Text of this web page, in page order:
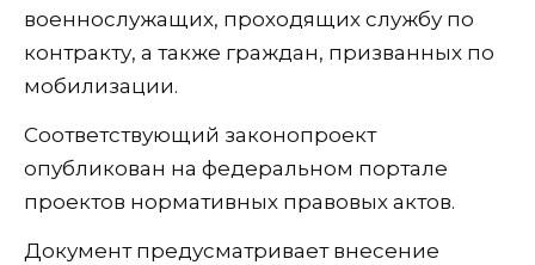
военнослужащих, проходящих службу по
контракту, а также граждан, призванных по
мобилизации.
Соответствующий законопроект
опубликован на федеральном портале
проектов нормативных правовых актов.
Документ предусматривает внесение